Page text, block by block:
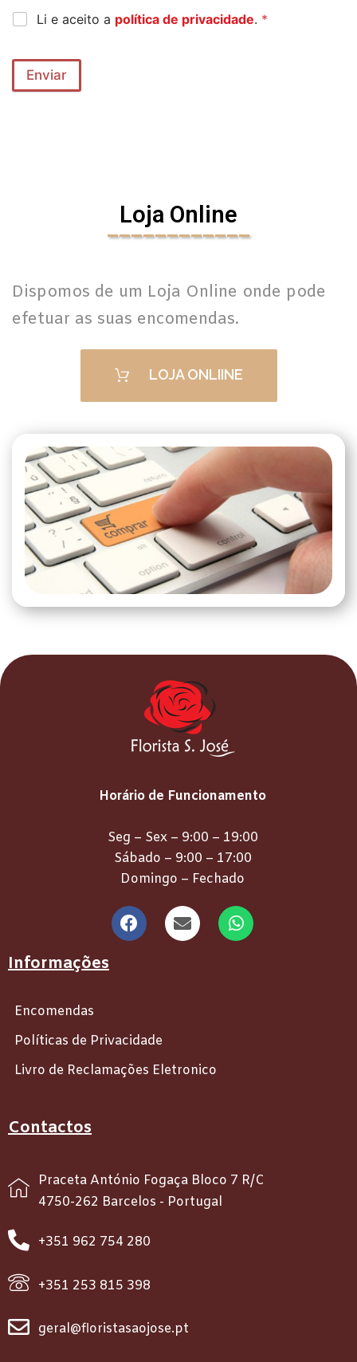
Li e aceito a política de privacidade. *
Enviar
Loja Online
____________
Dispomos de um Loja Online onde pode
efetuar as suas encomendas.
LOJA ONLIINE
Horário de Funcionamento
Seg – Sex – 9:00 – 19:00
Sábado – 9:00 – 17:00
Domingo – Fechado
Informações
Encomendas
Políticas de Privacidade
Livro de Reclamações Eletronico
Contactos
Praceta António Fogaça Bloco 7 R/C
4750-262 Barcelos - Portugal
+351 962 754 280
+351 253 815 398
geral@floristasaojose.pt